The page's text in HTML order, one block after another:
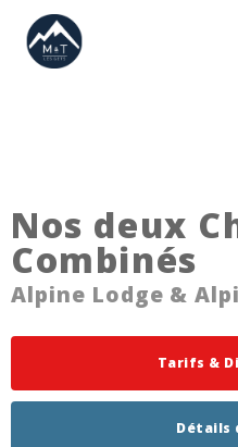
Nos deux
Combinés
Alpine Lodge &
Tarifs &
Détails